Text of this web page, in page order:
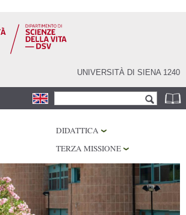
contenuto
principale
UNIVERSITÀ DI SIENA 1240
Form di ricerca
DIDATTICA
TERZA MISSIONE